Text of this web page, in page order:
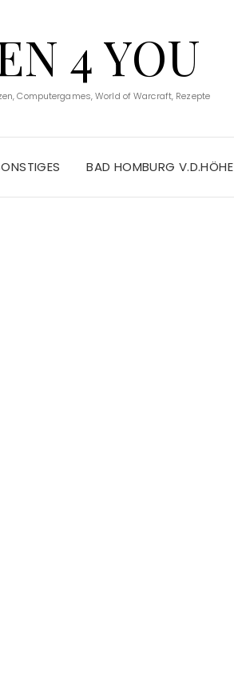
4 YOU
Computergames, World of Warcraft, Rezepte
BAD HOMBURG V.D.HÖHE